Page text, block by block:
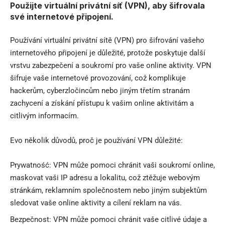
Použijte virtuální privátní síť (VPN), aby šifrovala
své internetové připojení.
Používání virtuální privátní sítě (VPN) pro šifrování vašeho
internetového připojení je důležité, protože poskytuje další
vrstvu zabezpečení a soukromí pro vaše online aktivity. VPN
šifruje vaše internetové provozování, což komplikuje
hackerům, cyberzločincům nebo jiným třetím stranám
zachycení a získání přístupu k vašim online aktivitám a
citlivým informacím.
Evo několik důvodů, proč je používání VPN důležité:
Prywatność: VPN může pomoci chránit vaši soukromí online,
maskovat vaši IP adresu a lokalitu, což ztěžuje webovým
stránkám, reklamním společnostem nebo jiným subjektům
sledovat vaše online aktivity a cílení reklam na vás.
Bezpečnost: VPN může pomoci chránit vaše citlivé údaje a